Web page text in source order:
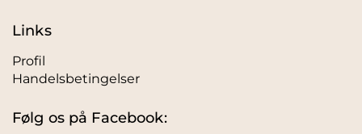
Links
Profil
Handelsbetingelser
Følg os på Facebook: